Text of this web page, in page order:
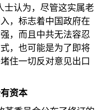
士认为，尽管这实属老
，标志着中国政府在
，而且中共无法容忍
，也可能是为了即将
住一切反对意见出口
资本